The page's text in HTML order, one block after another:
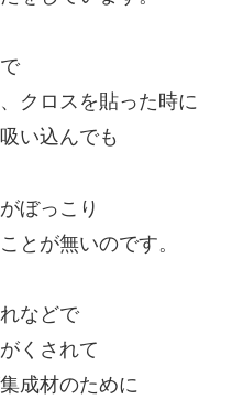
クロスを貼った時に
い込んでも
ぼっこり
とが無いのです。
などで
くされて
成材のために